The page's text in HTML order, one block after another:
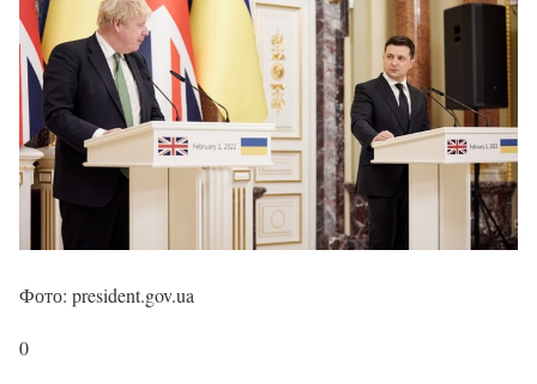
Фото: president.gov.ua
0